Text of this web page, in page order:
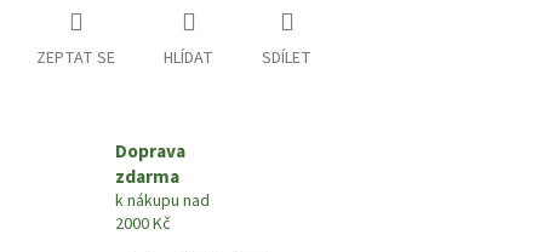
ZEPTAT SE HLÍDAT SDÍLET
Doprava
zdarma
k nákupu nad
2000 Kč